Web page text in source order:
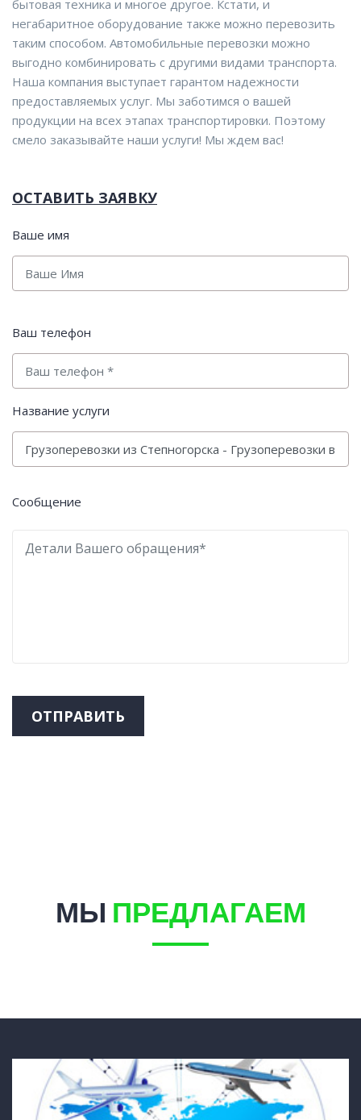
бытовая техника и многое другое. Кстати, и
негабаритное оборудование также можно перевозить
таким способом. Автомобильные перевозки можно
выгодно комбинировать с другими видами транспорта.
Наша компания выступает гарантом надежности
предоставляемых услуг. Мы заботимся о вашей
продукции на всех этапах транспортировки. Поэтому
смело заказывайте наши услуги! Мы ждем вас!
ОСТАВИТЬ ЗАЯВКУ
Ваше имя
Ваш телефон
Название услуги
Сообщение
ОТПРАВИТЬ
МЫ ПРЕДЛАГАЕМ